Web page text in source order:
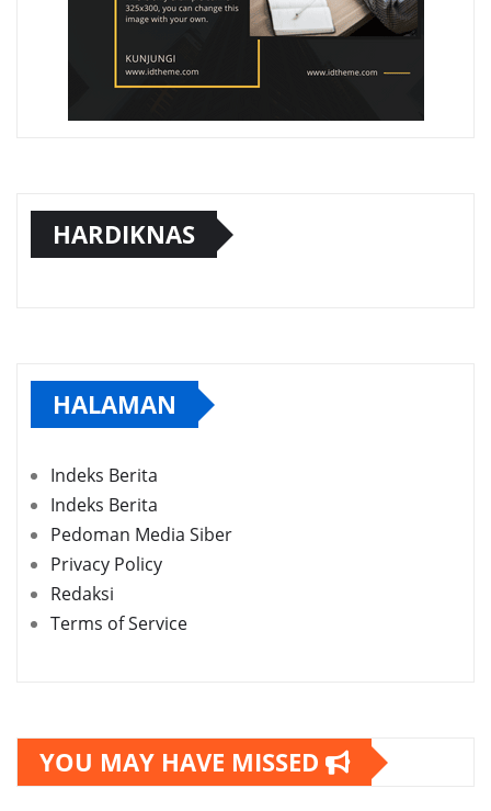
HARDIKNAS
HALAMAN
Indeks Berita
Indeks Berita
Pedoman Media Siber
Privacy Policy
Redaksi
Terms of Service
YOU MAY HAVE MISSED